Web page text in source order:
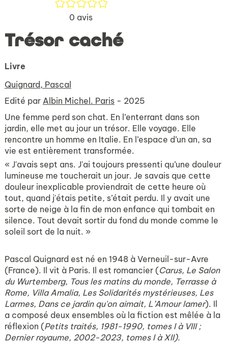
0 avis
Trésor caché
Livre
Quignard, Pascal
Edité par Albin Michel. Paris - 2025
Une femme perd son chat. En l’enterrant dans son
jardin, elle met au jour un trésor. Elle voyage. Elle
rencontre un homme en Italie. En l’espace d’un an, sa
vie est entièrement transformée.
« J'avais sept ans. J'ai toujours pressenti qu’une douleur
lumineuse me toucherait un jour. Je savais que cette
douleur inexplicable proviendrait de cette heure où
tout, quand j'étais petite, s’était perdu. Il y avait une
sorte de neige à la fin de mon enfance qui tombait en
silence. Tout devait sortir du fond du monde comme le
soleil sort de la nuit. »
Pascal Quignard est né en 1948 à Verneuil-sur-Avre
(France). Il vit à Paris. Il est romancier (Carus, Le Salon
du Wurtemberg, Tous les matins du monde, Terrasse à
Rome, Villa Amalia, Les Solidarités mystérieuses, Les
Larmes, Dans ce jardin qu'on aimait, L’Amour lamer). Il
a composé deux ensembles où la fiction est mêlée à la
réflexion (Petits traités, 1981-1990, tomes I à VIII ;
Dernier royaume, 2002-2023, tomes I à XII).